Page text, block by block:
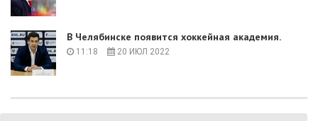
В Челябинске появится хоккейная академия.
11:18 20 ИЮЛ 2022